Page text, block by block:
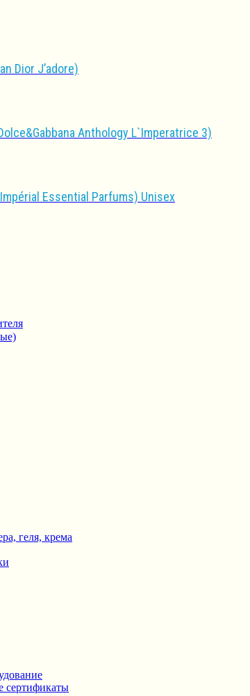
Dior J’adore)
Anthology L`Imperatrice 3)
Essential Parfums) Unisex
геля, крема
сертификаты